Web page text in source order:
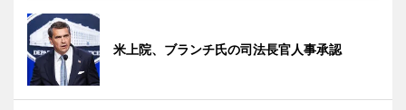
米上院、ブランチ氏の司法長官人事承認